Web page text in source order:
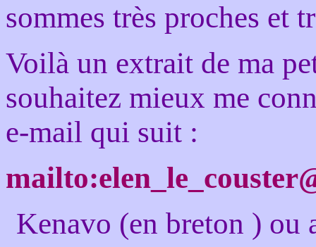
sommes très proches et
Voilà un extrait de ma
souhaitez mieux me
e-mail qui suit :
Kenavo (en breton ) ou